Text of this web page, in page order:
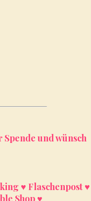
und wünsch
♥ Flaschenpost ♥